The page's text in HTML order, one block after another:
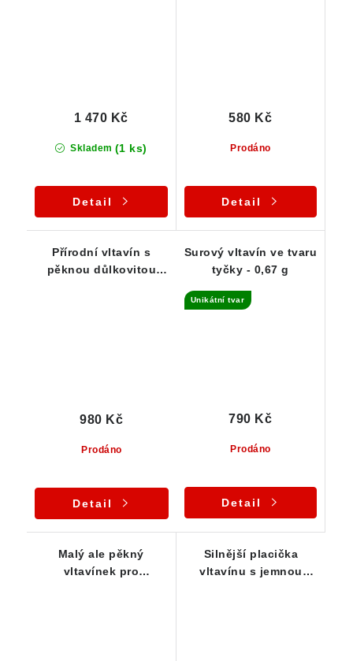
Skladem (1 ks)
1 470 Kč
Detail
Prodáno
580 Kč
Detail
Přírodní vltavín s
pěknou důlkovitou
Prodáno
980 Kč
Detail
Surový vltavín ve tvaru
tyčky - 0,67 g
Unikátní tvar
Prodáno
790 Kč
Detail
Malý ale pěkný
vltavínek pro
Silnější placička
vltavínu s jemnou